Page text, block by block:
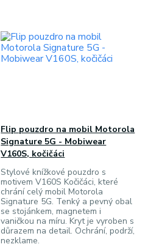
Flip pouzdro na mobil Motorola
Signature 5G - Mobiwear
V160S, kočičáci
Stylové knížkové pouzdro s
motivem V160S Kočičáci, které
chrání celý mobil Motorola
Signature 5G. Tenký a pevný obal
se stojánkem, magnetem i
vaničkou na míru. Kryt je vyroben s
důrazem na detail. Ochrání, podrží,
nezklame.